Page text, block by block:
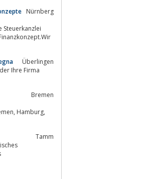
Nürnberg
Steuerkanzlei
Überlingen
Ihre Firma
Bremen
Tamm